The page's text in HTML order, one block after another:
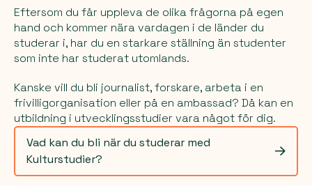
Eftersom du får uppleva de olika frågorna på egen
hand och kommer nära vardagen i de länder du
studerar i, har du en starkare ställning än studenter
som inte har studerat utomlands.
Kanske vill du bli journalist, forskare, arbeta i en
frivilligorganisation eller på en ambassad? Då kan en
utbildning i utvecklingsstudier vara något för dig.
Vad kan du bli när du studerar med
Kulturstudier?